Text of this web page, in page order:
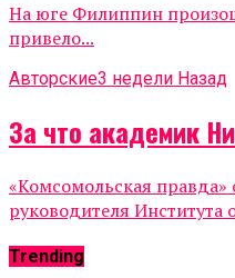
На юге Филиппин
привело...
Авторские3 недели Назад
За что академик
«Комсомольская правда»
руководителя Института
Trending